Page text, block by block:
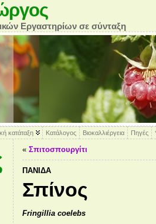
Εργαστηρίων σε σύνταξη
κατάταξη Κατάλογος Βιοκαλλιέργεια Πηγές
« Σπιτοσπουργίτι
ΠΑΝΊΔΑ
Σπίνος
Fringillia coelebs